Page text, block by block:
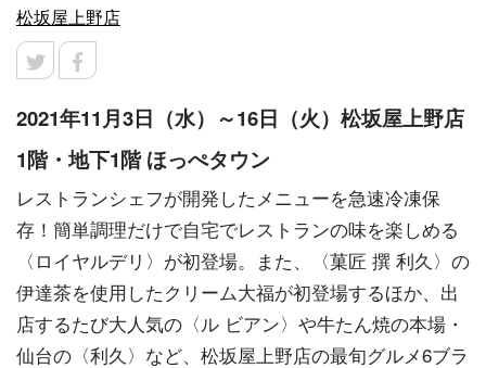
松坂屋上野店
2021年11月3日（水）～16日（火）松坂屋上野店
1階・地下1階 ほっぺタウン
レストランシェフが開発したメニューを急速冷凍保
存！簡単調理だけで自宅でレストランの味を楽しめる
〈ロイヤルデリ〉が初登場。また、〈菓匠 撰 利久〉の
伊達茶を使用したクリーム大福が初登場するほか、出
店するたび大人気の〈ル ビアン〉や牛たん焼の本場・
仙台の〈利久〉など、松坂屋上野店の最旬グルメ6ブラ